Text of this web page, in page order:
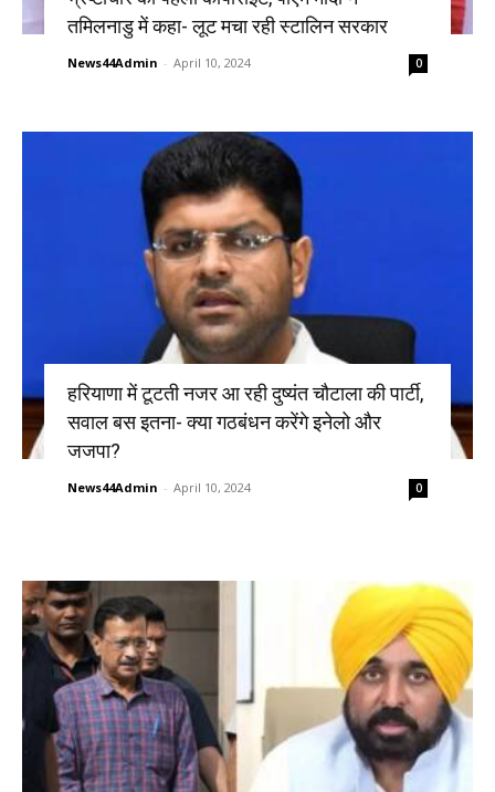
तमिलनाडु में कहा- लूट मचा रही स्टालिन सरकार
News44Admin - April 10, 2024 0
हरियाणा में टूटती नजर आ रही दुष्यंत चौटाला की पार्टी,
सवाल बस इतना- क्या गठबंधन करेंगे इनेलो और
जजपा?
News44Admin - April 10, 2024 0